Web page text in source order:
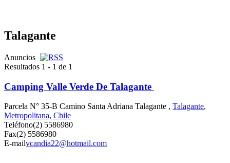
Talagante
Anuncios
Resultados 1 - 1 de 1
Camping Valle Verde De Talagante
Parcela N° 35-B Camino Santa Adriana Talagante , Talagante,
Metropolitana, Chile
Teléfono(2) 5586980
Fax(2) 5586980
E-mailvcandia22@hotmail.com